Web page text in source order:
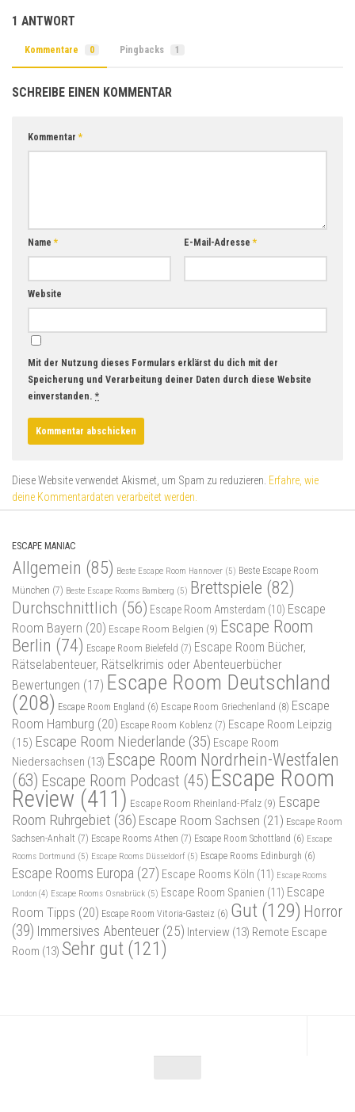
1 ANTWORT
Kommentare 0 Pingbacks 1
SCHREIBE EINEN KOMMENTAR
Kommentar*
Name* E-Mail-Adresse*
Website
Mit der Nutzung dieses Formulars erklärst du dich mit der
Speicherung und Verarbeitung deiner Daten durch diese Website
einverstanden. *
Diese Website verwendet Akismet, um Spam zu reduzieren. Erfahre, wie
deine Kommentardaten verarbeitet werden.
ESCAPE MANIAC
Allgemein (85) Beste Escape Room Hannover (5) Beste Escape Room
München (7) Beste Escape Rooms Bamberg (5) Brettspiele (82)
Durchschnittlich (56) Escape Room Amsterdam (10) Escape
Room Bayern (20) Escape Room Belgien (9) Escape Room
Berlin (74) Escape Room Bielefeld (7) Escape Room Bücher,
Rätselabenteuer, Rätselkrimis oder Abenteuerbücher
Bewertungen (17) Escape Room Deutschland
(208) Escape Room England (6) Escape Room Griechenland (8) Escape
Room Hamburg (20) Escape Room Koblenz (7) Escape Room Leipzig
(15) Escape Room Niederlande (35) Escape Room
Niedersachsen (13) Escape Room Nordrhein-Westfalen
(63) Escape Room Podcast (45) Escape Room
Review (411) Escape Room Rheinland-Pfalz (9) Escape
Room Ruhrgebiet (36) Escape Room Sachsen (21) Escape Room
Sachsen-Anhalt (7) Escape Rooms Athen (7) Escape Room Schottland (6) Escape
Rooms Dortmund (5) Escape Rooms Düsseldorf (5) Escape Rooms Edinburgh (6)
Escape Rooms Europa (27) Escape Rooms Köln (11) Escape Rooms
London (4) Escape Rooms Osnabrück (5) Escape Room Spanien (11) Escape
Room Tipps (20) Escape Room Vitoria-Gasteiz (6) Gut (129) Horror
(39) Immersives Abenteuer (25) Interview (13) Remote Escape
Room (13) Sehr gut (121)